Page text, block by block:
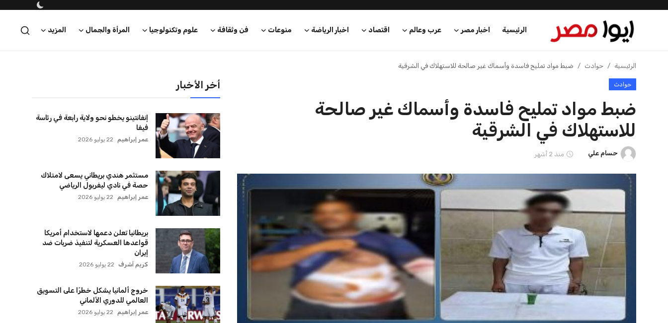
الرئيسية اخبار مصر عرب وعالم اقتصاد اخبار الرياضة منوعات فن وثقافة علوم وتكنولوجيا المرأة والجمال المزيد
الرئيسية
اخبار مصر
عرب وعالم
اخبار الرياضة
الرئيسية حوادث ضبط مواد تمليح فاسدة وأسماك غير صالحة للاستهلاك في الشرقية
حوادث
ضبط مواد تمليح فاسدة وأسماك غير صالحة
للاستهلاك في الشرقية
حسام علي منذ 2 أشهر
أخر الأخبار
إنفانتينو يخطو نحو ولاية رابعة في رئاسة
فيفا
عمر إبراهيم 22 يوليو 2026
مستثمر هندي بريطاني يسعى لامتلاك
حصة في نادي ليفربول الرياضي
عمر إبراهيم 22 يوليو 2026
بريطانيا تعلن دعمها لاستخدام أمريكا
قواعدها العسكرية لتنفيذ ضربات ضد
إيران
كريم أشرف 22 يوليو 2026
خروج ألمانيا يشكل خطرًا على التسويق
العالمي للدوري الألماني
عمر إبراهيم 22 يوليو 2026